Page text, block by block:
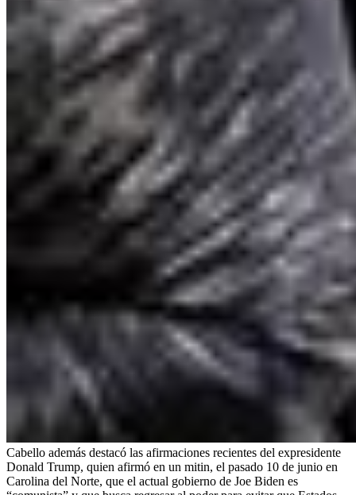
Cabello además destacó las afirmaciones recientes del expresidente
Donald Trump, quien afirmó en un mitin, el pasado 10 de junio en
Carolina del Norte, que el actual gobierno de Joe Biden es